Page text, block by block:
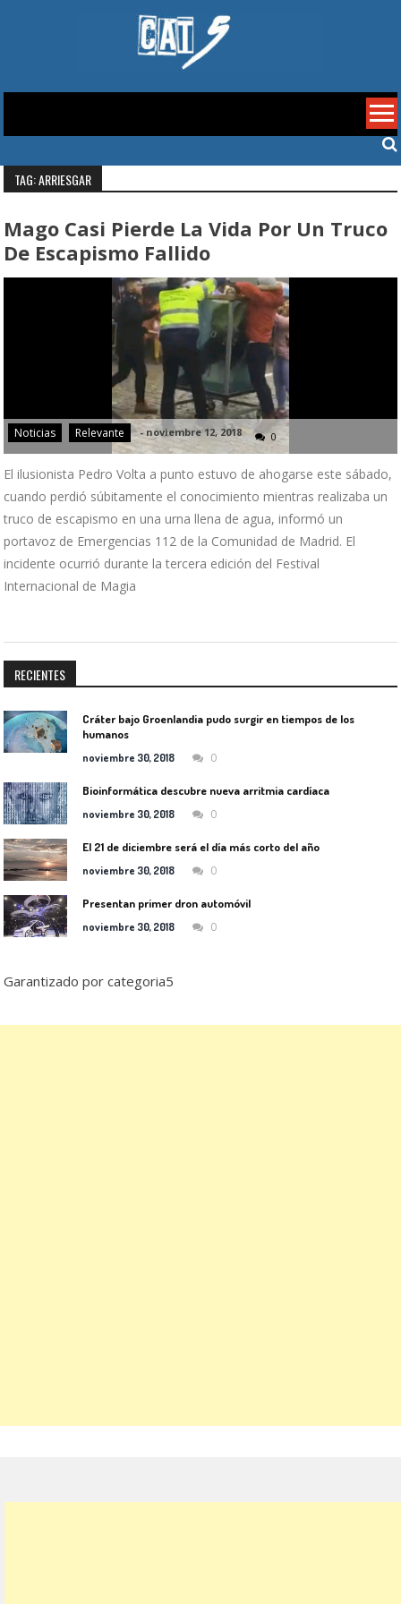
Cat 5
TAG: ARRIESGAR
Mago Casi Pierde La Vida Por Un Truco
De Escapismo Fallido
Noticias Relevante - noviembre 12, 2018 0
El ilusionista Pedro Volta a punto estuvo de ahogarse este sábado,
cuando perdió súbitamente el conocimiento mientras realizaba un
truco de escapismo en una urna llena de agua, informó un
portavoz de Emergencias 112 de la Comunidad de Madrid. El
incidente ocurrió durante la tercera edición del Festival
Internacional de Magia
RECIENTES
Cráter bajo Groenlandia pudo surgir en tiempos de los
humanos
noviembre 30, 2018 0
Bioinformática descubre nueva arritmia cardíaca
noviembre 30, 2018 0
El 21 de diciembre será el día más corto del año
noviembre 30, 2018 0
Presentan primer dron automóvil
noviembre 30, 2018 0
Garantizado por categoria5